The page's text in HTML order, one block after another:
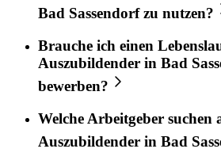
Bad Sassendorfzu nutzen?
Brauche ich einen
Auszubildender in Bad
bewerben?
Welche Arbeitgeber suchen
Auszubildender in Bad